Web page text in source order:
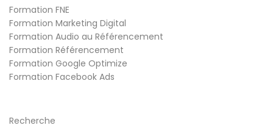
Formation FNE
Formation Marketing Digital
Formation Audio au Référencement
Formation Référencement
Formation Google Optimize
Formation Facebook Ads
Recherche